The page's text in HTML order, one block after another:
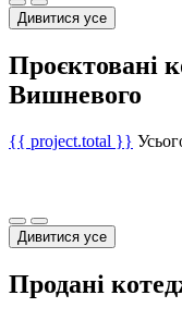
Дивитися усе
Проєктовані
Вишневого
{{ project.total }}
Дивитися усе
Продані